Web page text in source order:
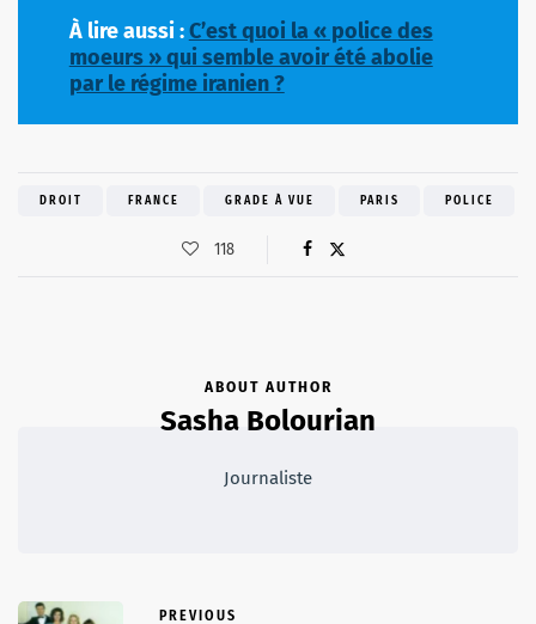
À lire aussi :C’est quoi la « police des
moeurs » qui semble avoir été abolie
par le régime iranien ?
DROIT FRANCE GRADE À VUE PARIS POLICE
118
ABOUT AUTHOR
Sasha Bolourian
Journaliste
PREVIOUS